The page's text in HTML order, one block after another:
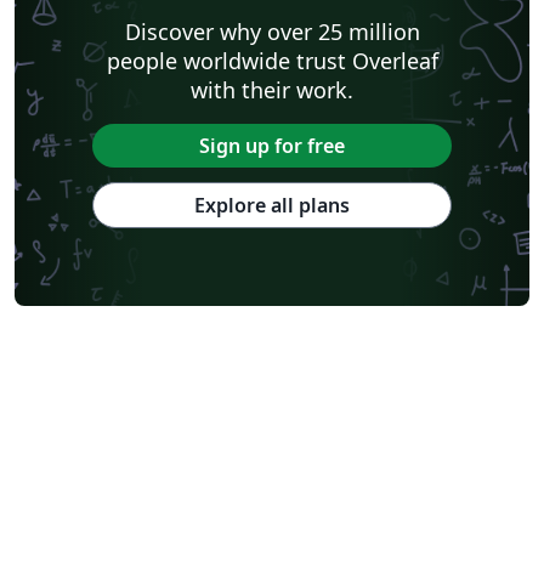
Discover why over 25 million
people worldwide trust Overleaf
with their work.
Sign up for free
Explore all plans